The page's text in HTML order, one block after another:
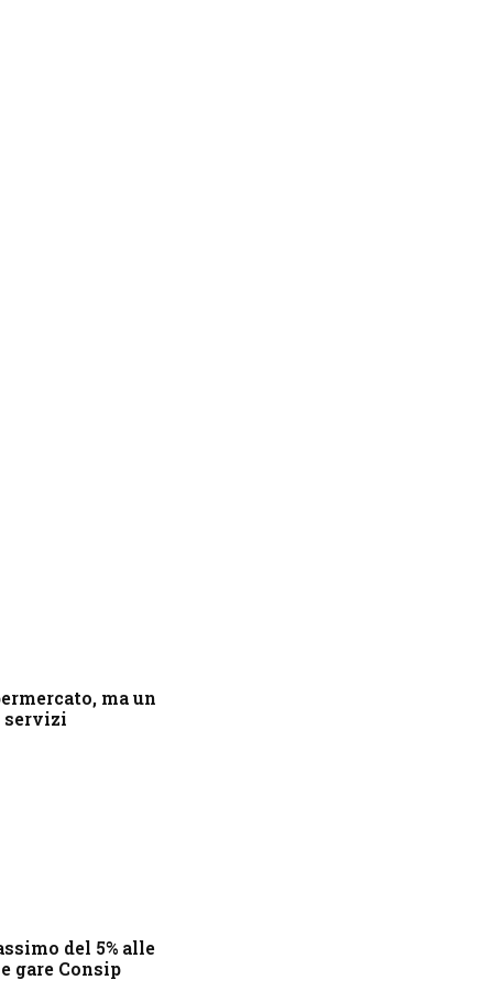
ma un
servizi
del 5% alle
gare Consip